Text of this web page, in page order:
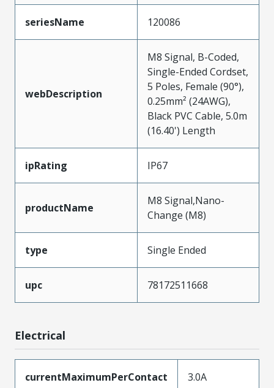
seriesName 120086
webDescription
M8 Signal, B-Coded,
Single-Ended Cordset,
5 Poles, Female (90°),
0.25mm² (24AWG),
Black PVC Cable, 5.0m
(16.40') Length
ipRating IP67
productName
M8 Signal,Nano-
Change (M8)
type Single Ended
upc 78172511668
Electrical
currentMaximumPerContact 3.0A